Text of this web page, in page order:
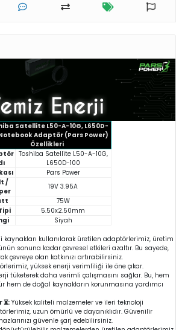
Satellite L50-A-10G, L650D-
Adaptör (Pars Power)
Özellikleri
Toshiba Satellite L50-A-10G,
L650D-100
Pars Power
/
19V 3.95A
75W
5.50x2.50mm
Siyah
kaynakları kullanılarak üretilen adaptörlerimiz, üretim
sonuna kadar çevresel etkileri azaltır. Bu sayede,
çevreye olan katkınızı artırabilirsiniz.
yüksek enerji verimliliği ile öne çıkar.
tüketerek daha verimli çalışmasını sağlar. Bu, hem
hem de doğal kaynakların korunmasına yardımcı
Yüksek kaliteli malzemeler ve ileri teknoloji
uzun ömürlü ve dayanıklıdır. Güvenilir
güvenle şarj edebilirsiniz.